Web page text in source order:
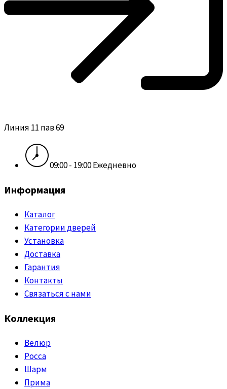
Линия 11 пав 69
09:00 - 19:00 Ежедневно
Информация
Каталог
Категории дверей
Установка
Доставка
Гарантия
Контакты
Связаться с нами
Коллекция
Велюр
Росса
Шарм
Прима